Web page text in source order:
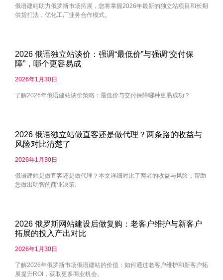
俄语建站助力俄罗斯市场拓展，您将掌握2026年最新的独立站项目和长期
供货打法，优化工厂业务合作模式。
2026 俄语独立站谈价：强调“最低价”与强调“交付保
障”，哪个更容易成
2026年1月30日
了解2026年俄语建站谈价策略：最低价与交付保障哪种更易成功？
2026 俄语独立站做直客还是做代理？两条路的收益与
风险对比清楚了
2026年1月30日
俄语建站是做直客还是做代理？本文详细对比了两者的收益与风险，帮助
您做出明智的商业决策.
2026 俄罗斯网站建设后做复购：老客户维护与新客户
拓展的投入产出对比
2026年1月30日
了解2026年俄罗斯市场俄语建站的价值：如何通过老客户维护和新客户拓
展提升ROI，获取更多商业机会。